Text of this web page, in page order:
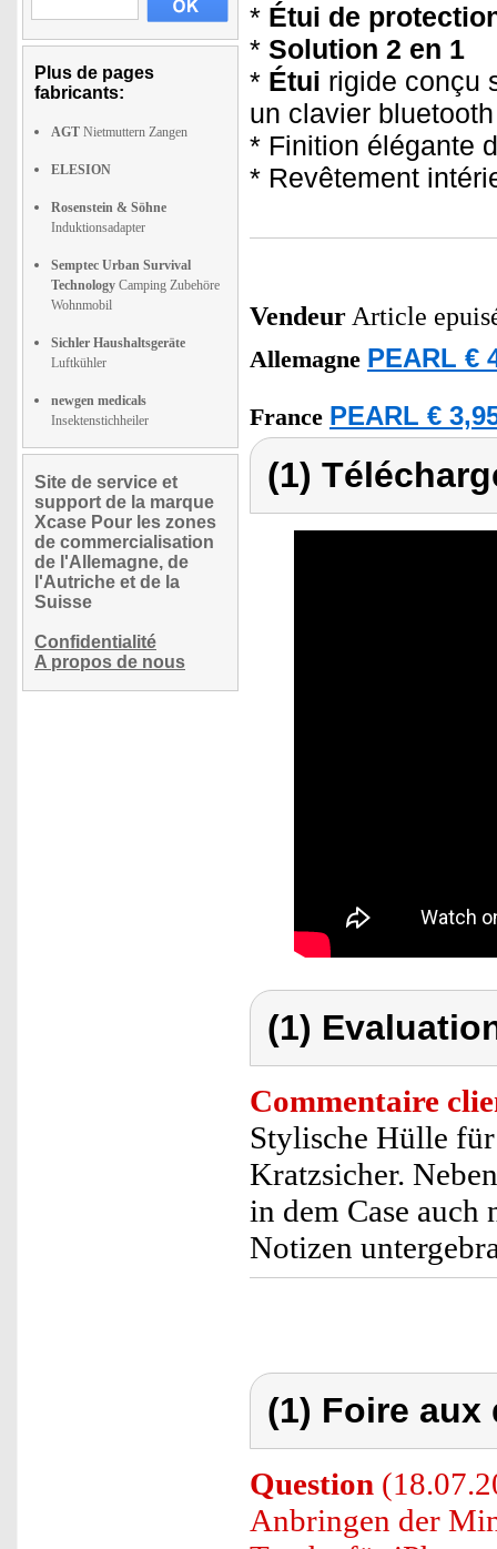
Plus de pages
fabricants:
AGT Nietmuttern Zangen
ELESION
Rosenstein & Söhne
Induktionsadapter
Semptec Urban Survival
Technology Camping Zubehöre
Wohnmobil
Sichler Haushaltsgeräte
Luftkühler
newgen medicals
Insektenstichheiler
Site de service et
support de la marque
Xcase Pour les zones
de commercialisation
de l'Allemagne, de
l'Autriche et de la
Suisse
Confidentialité
A propos de nous
* Étui de
* Solution 2 en 1
* Étui rigide conçu
un clavier
* Finition élégante
* Revêtement
Vendeur Article
Allemagne PEARL €
France PEARL €
(1)
(1)
Commentaire
Stylische Hülle
Kratzsicher.
in dem Case
Notizen
(1) Foire
Question
Anbringen der